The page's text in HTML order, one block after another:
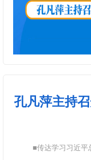
孔凡萍主持
■传达学习习近平